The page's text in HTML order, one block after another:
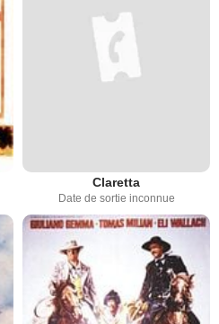
Claretta
Date de sortie inconnue